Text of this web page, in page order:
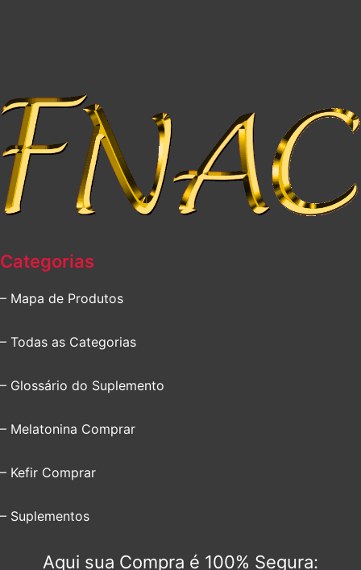
Categorias
– Mapa de Produtos
– Todas as Categorias
– Glossário do Suplemento
– Melatonina Comprar
– Kefir Comprar
– Suplementos
Aqui sua Compra é 100% Segura: